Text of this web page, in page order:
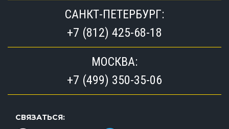
САНКТ-ПЕТЕРБУРГ:
+7 (812) 425-68-18
МОСКВА:
+7 (499) 350-35-06
СВЯЗАТЬСЯ: